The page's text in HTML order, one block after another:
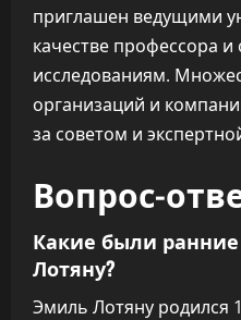
приглашен ведущими
качестве профессора
исследованиям.
организаций и
за советом и
Вопрос-
Какие были
Лотяну?
Эмиль Лотяну родился